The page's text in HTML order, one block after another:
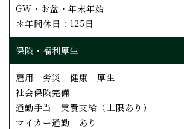
GW・お盆・年末年始
＊年間休日：125日
保険・福利厚生
雇用 労災 健康 厚生
社会保険完備
通勤手当 実費支給（上限あり）
マイカー通勤 あり